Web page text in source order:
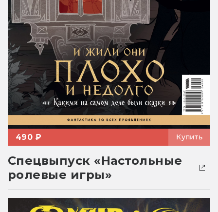
490 ₽ Купить
Спецвыпуск «Настольные
ролевые игры»